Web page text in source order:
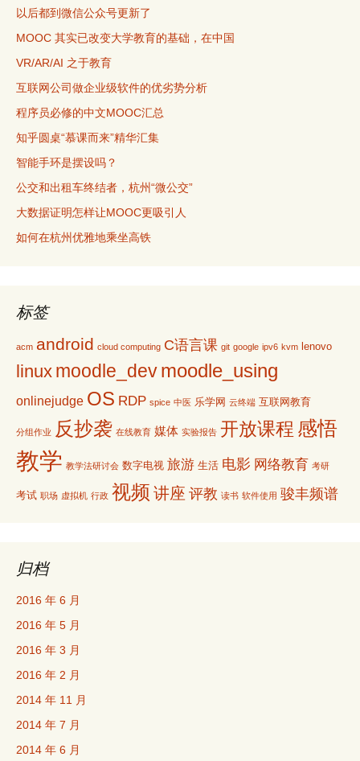
以后都到微信公众号更新了
MOOC 其实已改变大学教育的基础，在中国
VR/AR/AI 之于教育
互联网公司做企业级软件的优劣势分析
程序员必修的中文MOOC汇总
知乎圆桌“慕课而来”精华汇集
智能手环是摆设吗？
公交和出租车终结者，杭州“微公交”
大数据证明怎样让MOOC更吸引人
如何在杭州优雅地乘坐高铁
标签
acm android cloud computing C语言课 git google ipv6 kvm lenovo
linux moodle_devmoodle_using
onlinejudge OS RDP spice 中医 乐学网 云终端 互联网教育
分组作业 反抄袭 在线教育 媒体 实验报告 开放课程 感悟
教学 教学法研讨会 数字电视 旅游 生活 电影 网络教育 考研
考试 职场 虚拟机 行政 视频 讲座 评教 读书 软件使用 骏丰频谱
归档
2016 年 6 月
2016 年 5 月
2016 年 3 月
2016 年 2 月
2014 年 11 月
2014 年 7 月
2014 年 6 月